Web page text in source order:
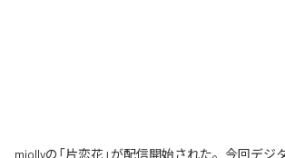
miollyの「片恋花」が配信開始された。今回デジ